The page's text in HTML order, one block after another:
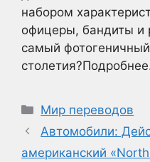
набором
офицеры, бандиты
самый
Рубрики
Мир переводов
Автомобили:
американский